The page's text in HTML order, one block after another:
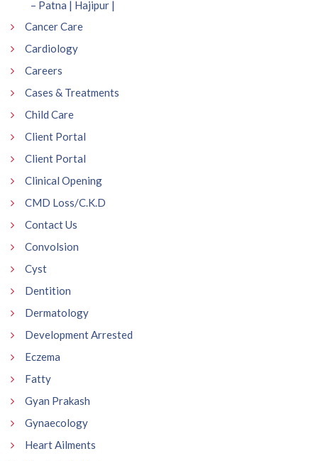
– Patna | Hajipur |
Cancer Care
Cardiology
Careers
Cases & Treatments
Child Care
Client Portal
Client Portal
Clinical Opening
CMD Loss/C.K.D
Contact Us
Convolsion
Cyst
Dentition
Dermatology
Development Arrested
Eczema
Fatty
Gyan Prakash
Gynaecology
Heart Ailments